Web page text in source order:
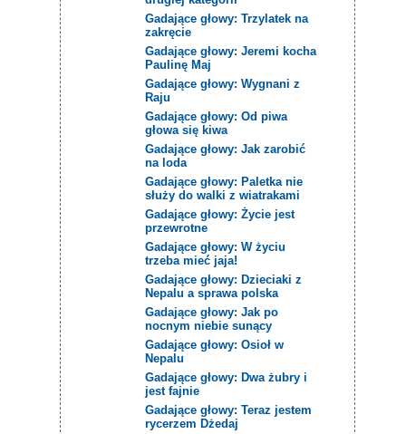
Gadające głowy: Trzylatek na
zakręcie
Gadające głowy: Jeremi kocha
Paulinę Maj
Gadające głowy: Wygnani z
Raju
Gadające głowy: Od piwa
głowa się kiwa
Gadające głowy: Jak zarobić
na loda
Gadające głowy: Paletka nie
służy do walki z wiatrakami
Gadające głowy: Życie jest
przewrotne
Gadające głowy: W życiu
trzeba mieć jaja!
Gadające głowy: Dzieciaki z
Nepalu a sprawa polska
Gadające głowy: Jak po
nocnym niebie sunący
Gadające głowy: Osioł w
Nepalu
Gadające głowy: Dwa żubry i
jest fajnie
Gadające głowy: Teraz jestem
rycerzem Dżedaj